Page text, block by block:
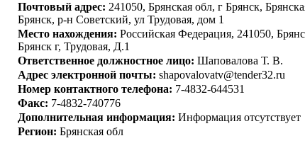
Почтовый адрес: 241050, Брянская обл, г Брянск,
Брянск, р-н Советский, ул Трудовая, дом 1
Место нахождения: Российская Федерация, 241050,
Брянск г, Трудовая, Д.1
Ответственное должностное лицо: Шаповалова Т. В.
Адрес электронной почты: shapovalovatv@tender32.ru
Номер контактного телефона: 7-4832-644531
Факс: 7-4832-740776
Дополнительная информация: Информация отсутствует
Регион: Брянская обл